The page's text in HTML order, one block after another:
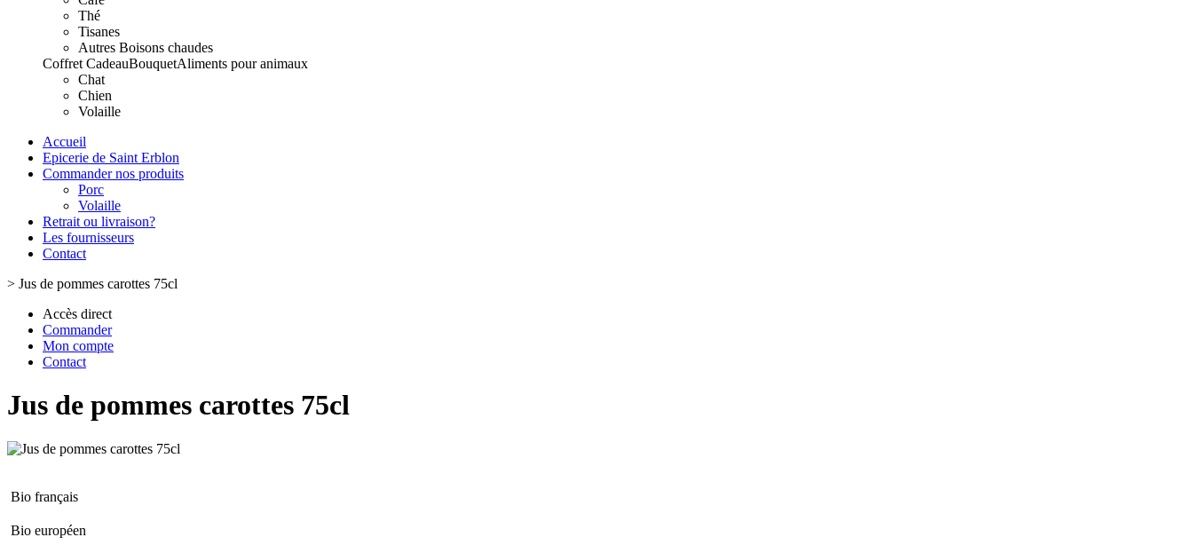
Thé
Tisanes
Autres Boisons chaudes
Coffret CadeauBouquetAliments pour animaux
Chat
Chien
Volaille
Accueil
Epicerie de Saint Erblon
Commander nos produits
Porc
Volaille
Retrait ou livraison?
Les fournisseurs
Contact
> Jus de pommes carottes 75cl
Accès direct
Commander
Mon compte
Contact
Jus de pommes carottes 75cl
Bio français
Bio européen